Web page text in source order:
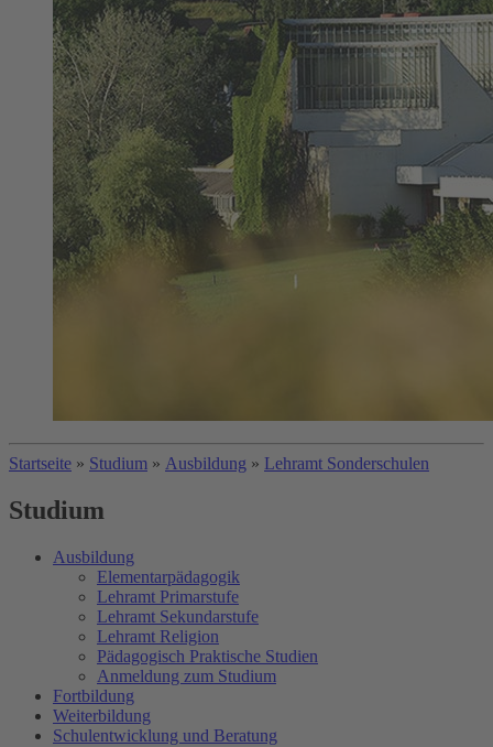
Startseite » Studium » Ausbildung » Lehramt Sonderschulen
Studium
Ausbildung
Elementarpädagogik
Lehramt Primarstufe
Lehramt Sekundarstufe
Lehramt Religion
Pädagogisch Praktische Studien
Anmeldung zum Studium
Fortbildung
Weiterbildung
Schulentwicklung und Beratung